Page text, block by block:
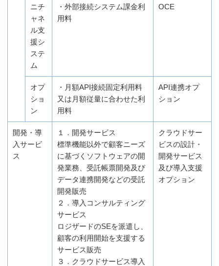
ニチ
ャネ
ル支
援シ
ステ
ム
・外部接続システム課金利
用料
OCE
オプ
ショ
ン
・月額API接続固定利用料
又は月額従量に合わせた利
用料
API連携オプ
ション
開発・導
入サービ
ス
１．開発サービス
標準機能以外で顧客ニーズ
に基づくソフトウェアの開
発業務、受託帳票開発及び
データ連携開発などの受託
開発販売
２．導入コンサルティング
サービス
ロジザードのSEを派遣し、
顧客の利用開始を支援する
サービス販売
３．クラウドサービス導入
クラウドサー
ビスの設計・
開発サービス
及び導入支援
オプション